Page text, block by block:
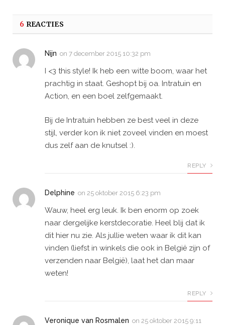
6 REACTIES
Nijn on 7 december 2015 10:32 pm
I <3 this style! Ik heb een witte boom, waar het
prachtig in staat. Geshopt bij oa. Intratuin en
Action, en een boel zelfgemaakt.
Bij de Intratuin hebben ze best veel in deze
stijl, verder kon ik niet zoveel vinden en moest
dus zelf aan de knutsel :).
REPLY
Delphine on 25 oktober 2015 6:23 pm
Wauw, heel erg leuk. Ik ben enorm op zoek
naar dergelijke kerstdecoratie. Heel blij dat ik
dit hier nu zie. Als jullie weten waar ik dit kan
vinden (liefst in winkels die ook in België zijn of
verzenden naar België), laat het dan maar
weten!
REPLY
Veronique van Rosmalen on 25 oktober 2015 9:11